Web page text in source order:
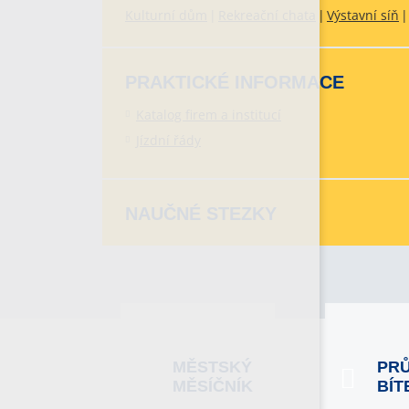
Výstavní síň
PRAKTICKÉ INFORMACE